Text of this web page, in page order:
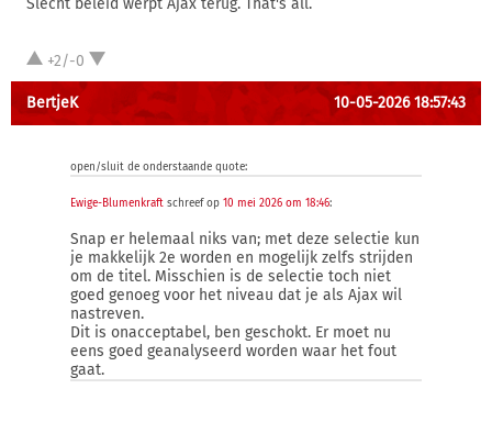
Slecht beleid werpt Ajax terug. That's all.
+2/-0
BertjeK 10-05-2026 18:57:43
open/sluit de onderstaande quote:
Ewige-Blumenkraft schreef op 10 mei 2026 om 18:46:
Snap er helemaal niks van; met deze selectie kun
je makkelijk 2e worden en mogelijk zelfs strijden
om de titel. Misschien is de selectie toch niet
goed genoeg voor het niveau dat je als Ajax wil
nastreven.
Dit is onacceptabel, ben geschokt. Er moet nu
eens goed geanalyseerd worden waar het fout
gaat.